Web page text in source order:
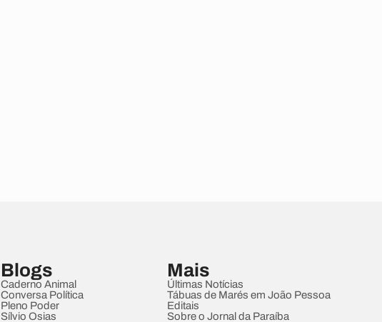
Blogs
Caderno Animal
Conversa Política
Pleno Poder
Sílvio Osias
Mais
Últimas Notícias
Tábuas de Marés em João Pessoa
Editais
Sobre o Jornal da Paraíba